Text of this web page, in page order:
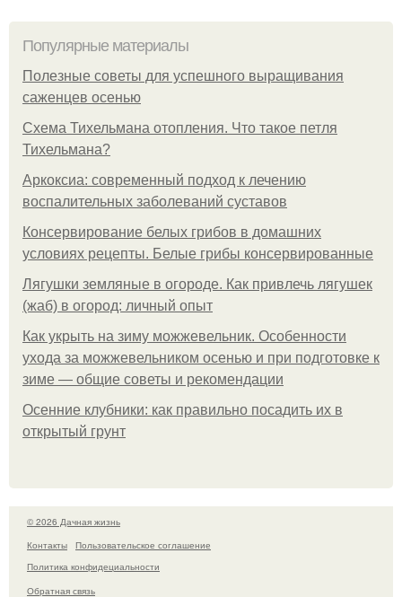
Популярные материалы
Полезные советы для успешного выращивания
саженцев осенью
Схема Тихельмана отопления. Что такое петля
Тихельмана?
Аркоксиа: современный подход к лечению
воспалительных заболеваний суставов
Консервирование белых грибов в домашних
условиях рецепты. Белые грибы консервированные
Лягушки земляные в огороде. Как привлечь лягушек
(жаб) в огород: личный опыт
Как укрыть на зиму можжевельник. Особенности
ухода за можжевельником осенью и при подготовке к
зиме — общие советы и рекомендации
Осенние клубники: как правильно посадить их в
открытый грунт
© 2026 Дачная жизнь
Контакты
Пользовательское соглашение
Политика конфидециальности
Обратная связь